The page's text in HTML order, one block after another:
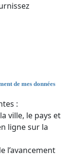
de mes données
:
ville, le pays et
ligne sur la
l’avancement